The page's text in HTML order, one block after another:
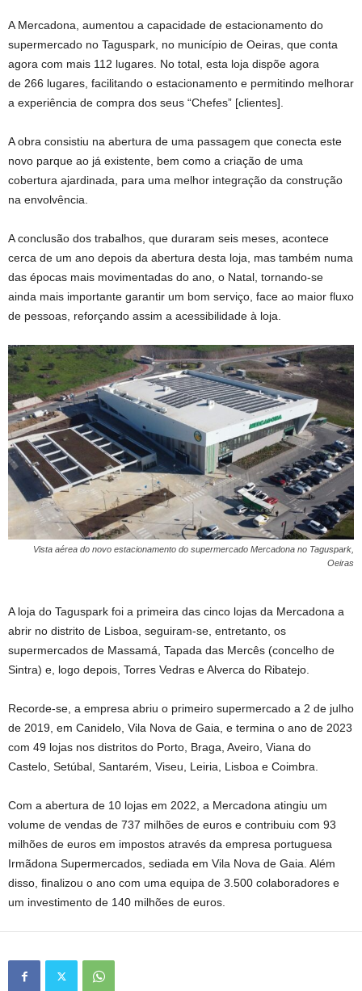
A Mercadona, aumentou a capacidade de estacionamento do
supermercado no Taguspark, no município de Oeiras, que conta
agora com mais 112 lugares. No total, esta loja dispõe agora
de 266 lugares, facilitando o estacionamento e permitindo melhorar
a experiência de compra dos seus “Chefes” [clientes].
A obra consistiu na abertura de uma passagem que conecta este
novo parque ao já existente, bem como a criação de uma
cobertura ajardinada, para uma melhor integração da construção
na envolvência.
A conclusão dos trabalhos, que duraram seis meses, acontece
cerca de um ano depois da abertura desta loja, mas também numa
das épocas mais movimentadas do ano, o Natal, tornando-se
ainda mais importante garantir um bom serviço, face ao maior fluxo
de pessoas, reforçando assim a acessibilidade à loja.
Vista aérea do novo estacionamento do supermercado Mercadona no Taguspark,
Oeiras
A loja do Taguspark foi a primeira das cinco lojas da Mercadona a
abrir no distrito de Lisboa, seguiram-se, entretanto, os
supermercados de Massamá, Tapada das Mercês (concelho de
Sintra) e, logo depois, Torres Vedras e Alverca do Ribatejo.
Recorde-se, a empresa abriu o primeiro supermercado a 2 de julho
de 2019, em Canidelo, Vila Nova de Gaia, e termina o ano de 2023
com 49 lojas nos distritos do Porto, Braga, Aveiro, Viana do
Castelo, Setúbal, Santarém, Viseu, Leiria, Lisboa e Coimbra.
Com a abertura de 10 lojas em 2022, a Mercadona atingiu um
volume de vendas de 737 milhões de euros e contribuiu com 93
milhões de euros em impostos através da empresa portuguesa
Irmãdona Supermercados, sediada em Vila Nova de Gaia. Além
disso, finalizou o ano com uma equipa de 3.500 colaboradores e
um investimento de 140 milhões de euros.